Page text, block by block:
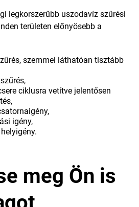
legkorszerűbb uszodavíz szűrési
területen előnyösebb a
szemmel láthatóan tisztább
ciklusra vetítve jelentősen
igény,
meg Ön is